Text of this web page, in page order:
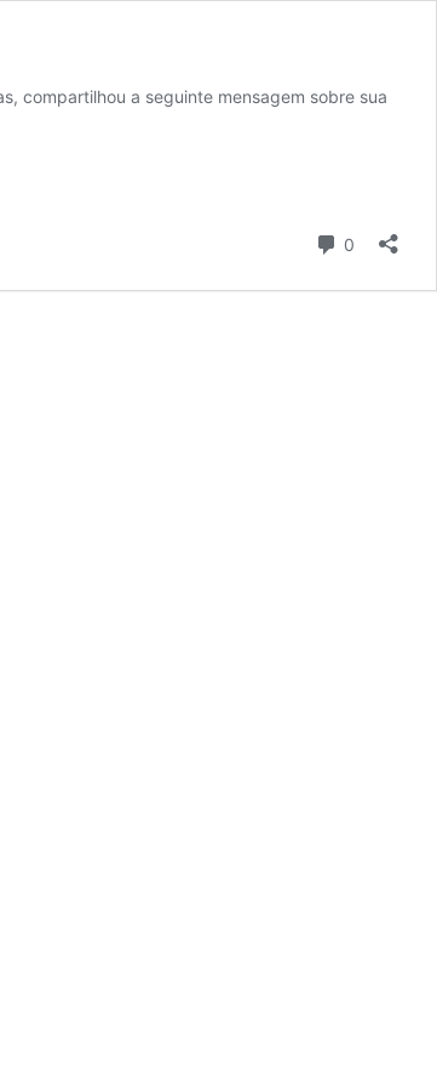
compartilhou a seguinte mensagem sobre sua
0